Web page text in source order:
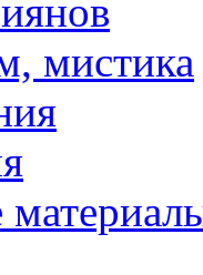
мистика